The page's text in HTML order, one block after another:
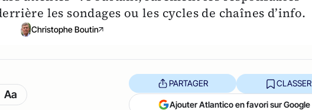
les sondages ou les cycles de chaînes d’info.
Christophe Boutin
Aa
PARTAGER CLASSER
Ajouter Atlantico en favori sur Google